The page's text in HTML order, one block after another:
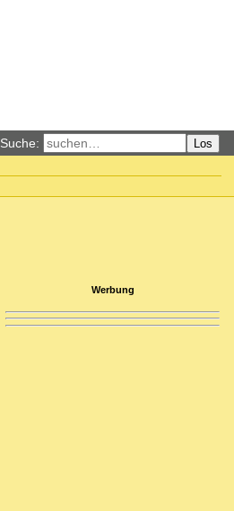
Suche: Los
Werbung